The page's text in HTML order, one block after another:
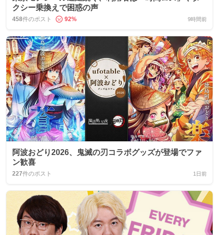
クシー乗換えで困惑の声
458件のポスト 92% 9時間前
阿波おどり2026、鬼滅の刃コラボグッズが登場でファ
ン歓喜
227件のポスト 1日前